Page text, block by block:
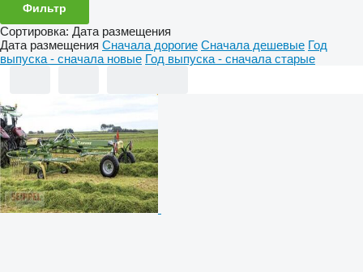
Фильтр
Сортировка: Дата размещения
Дата размещения Сначала дорогие Сначала дешевые Год
выпуска - сначала новые Год выпуска - сначала старые